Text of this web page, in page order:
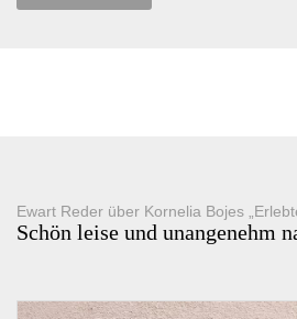
Ewart Reder über Kornelia Bojes
Schön leise und unangenehm